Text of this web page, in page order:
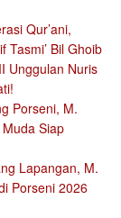
Qur’ani,
Tasmi’ Bil Ghoib
Unggulan Nuris
Porseni, M.
Siap
Lapangan, M.
Porseni 2026